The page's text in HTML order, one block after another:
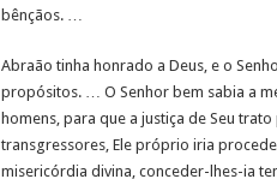
bênçãos. …
Abraão tinha honrado a Deus, e o
propósitos. … O Senhor bem sabia a
homens, para que a justiça de Seu
transgressores, Ele próprio iria
misericórdia divina, conceder-lhes-ia